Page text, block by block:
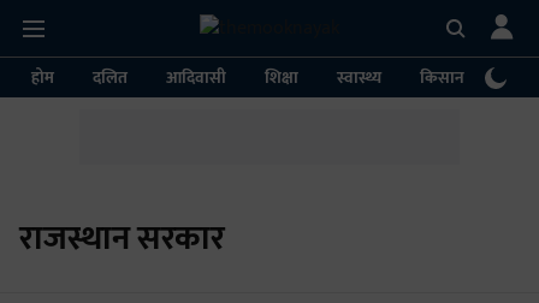
होम दलित आदिवासी शिक्षा स्वास्थ्य किसान
राजस्थान सरकार